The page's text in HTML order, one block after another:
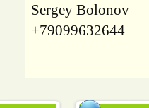
Sergey Bolonov
+79099632644